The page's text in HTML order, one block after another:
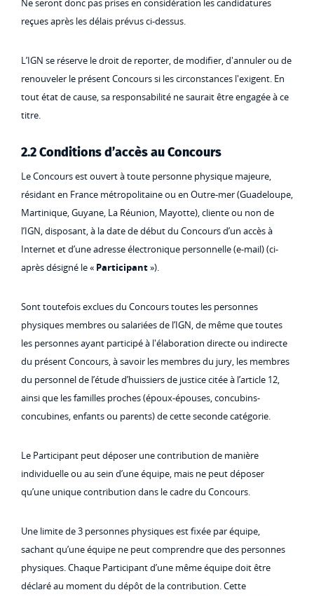
Ne seront donc pas prises en considération les candidatures
reçues après les délais prévus ci-dessus.
L’IGN se réserve le droit de reporter, de modifier, d'annuler ou de
renouveler le présent Concours si les circonstances l'exigent. En
tout état de cause, sa responsabilité ne saurait être engagée à ce
titre.
2.2 Conditions d’accès au Concours
Le Concours est ouvert à toute personne physique majeure,
résidant en France métropolitaine ou en Outre-mer (Guadeloupe,
Martinique, Guyane, La Réunion, Mayotte), cliente ou non de
l’IGN, disposant, à la date de début du Concours d’un accès à
Internet et d’une adresse électronique personnelle (e-mail) (ci-
après désigné le « Participant»).
Sont toutefois exclues du Concours toutes les personnes
physiques membres ou salariées de l’IGN, de même que toutes
les personnes ayant participé à l'élaboration directe ou indirecte
du présent Concours, à savoir les membres du jury, les membres
du personnel de l’étude d’huissiers de justice citée à l’article 12,
ainsi que les familles proches (époux-épouses, concubins-
concubines, enfants ou parents) de cette seconde catégorie.
Le Participant peut déposer une contribution de manière
individuelle ou au sein d’une équipe, mais ne peut déposer
qu’une unique contribution dans le cadre du Concours.
Une limite de 3 personnes physiques est fixée par équipe,
sachant qu’une équipe ne peut comprendre que des personnes
physiques. Chaque Participant d’une même équipe doit être
déclaré au moment du dépôt de la contribution. Cette